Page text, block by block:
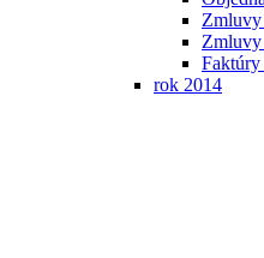
Zmluvy
Faktúry
rok 2014